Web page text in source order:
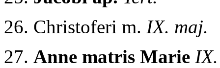
26. Christoferi m. IX. maj.
27. Anne matris Marie